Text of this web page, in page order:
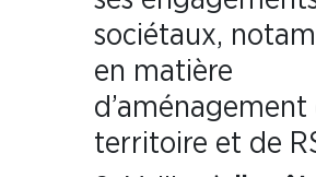
sociétaux,
en matière
d’aménagement
territoire et de